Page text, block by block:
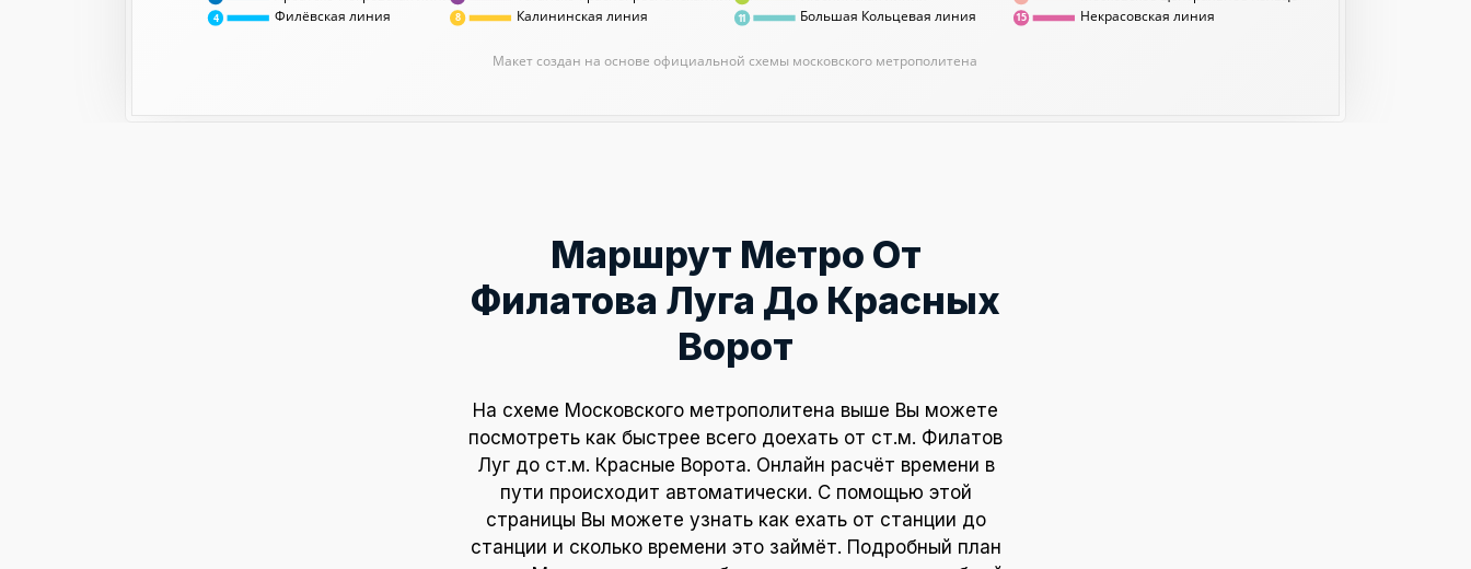
Филёвская линия
Калининская линия
Макет создан на основе официальной схемы московского метрополитена
Большая Кольцевая линия
8 11
4 15 Некрасовская линия
Маршрут Метро От
Филатова Луга До Красных
Ворот
На схеме Московского метрополитена выше Вы можете
посмотреть как быстрее всего доехать от ст.м. Филатов
Луг до ст.м. Красные Ворота. Онлайн расчёт времени в
пути происходит автоматически. С помощью этой
страницы Вы можете узнать как ехать от станции до
станции и сколько времени это займёт. Подробный план